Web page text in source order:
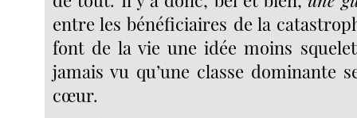
entre les bénéficiaires de la
font de la vie une idée moins
jamais vu qu’une classe dominante
cœur.